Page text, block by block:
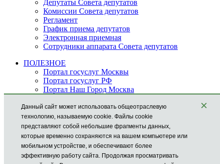
Депутаты Совета депутатов
Комиссии Совета депутатов
Регламент
График приема депутатов
Электронная приемная
Сотрудники аппарата Совета депутатов
ПОЛЕЗНОЕ
Портал госуслуг Москвы
Портал госуслуг РФ
Портал Наш Город Москва
данных
Условия использования информации
Соглашение о пользовании информационными
системами и ресурсами города Москвы
Поиск по сайту
Данный сайт может использовать общеотраслевую
технологию, называемую cookie. Файлы cookie
представляют собой небольшие фрагменты данных,
которые временно сохраняются на вашем компьютере или
мобильном устройстве, и обеспечивают более
эффективную работу сайта. Продолжая просматривать
×